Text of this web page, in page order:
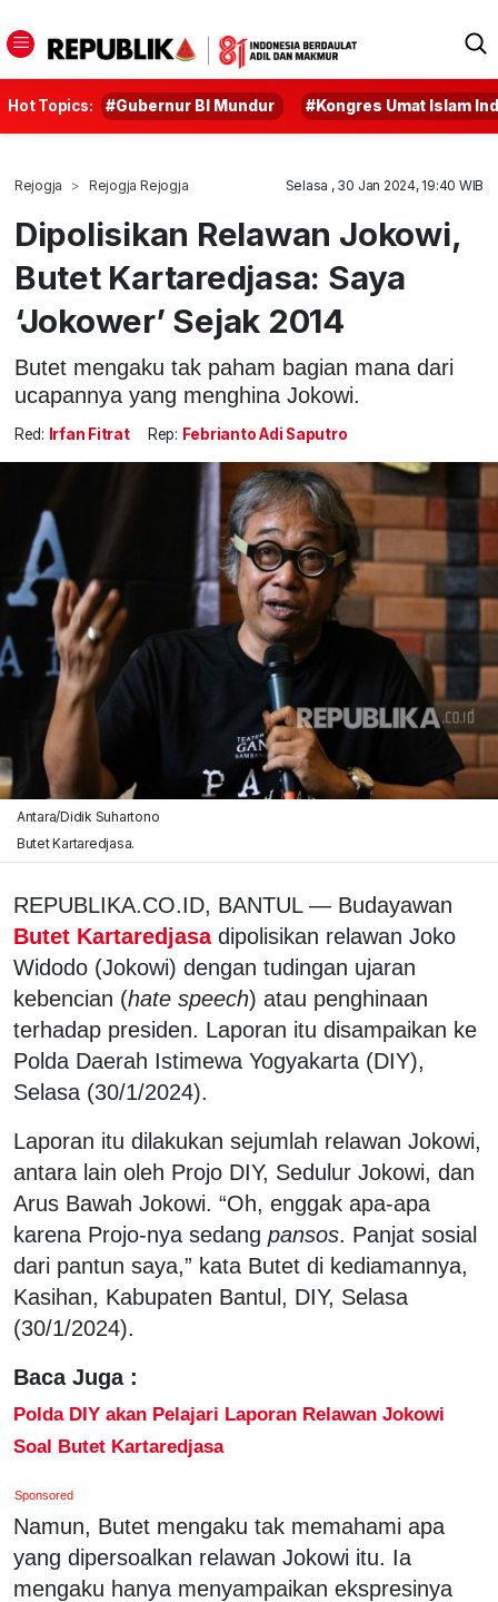
Hot Topics: #Gubernur BI Mundur #Kongres Umat Islam
Rejogja Rejogja Rejogja Selasa , 30 Jan 2024, 19:40 WIB
Dipolisikan Relawan Jokowi,
Butet Kartaredjasa: Saya
‘Jokower’ Sejak 2014
Butet mengaku tak paham bagian mana dari
ucapannya yang menghina Jokowi.
Red: Irfan Fitrat Rep: Febrianto Adi Saputro
Antara/Didik Suhartono
Butet Kartaredjasa.
REPUBLIKA.CO.ID, BANTUL — Budayawan
Butet Kartaredjasa dipolisikan relawan Joko
Widodo (Jokowi) dengan tudingan ujaran
kebencian (hate speech) atau penghinaan
terhadap presiden. Laporan itu disampaikan ke
Polda Daerah Istimewa Yogyakarta (DIY),
Selasa (30/1/2024).
Laporan itu dilakukan sejumlah relawan Jokowi,
antara lain oleh Projo DIY, Sedulur Jokowi, dan
Arus Bawah Jokowi. “Oh, enggak apa-apa
karena Projo-nya sedang pansos. Panjat sosial
dari pantun saya,” kata Butet di kediamannya,
Kasihan, Kabupaten Bantul, DIY, Selasa
(30/1/2024).
Baca Juga :
Polda DIY akan Pelajari Laporan Relawan Jokowi
Soal Butet Kartaredjasa
Sponsored
Namun, Butet mengaku tak memahami apa
yang dipersoalkan relawan Jokowi itu. Ia
mengaku hanya menyampaikan ekspresinya